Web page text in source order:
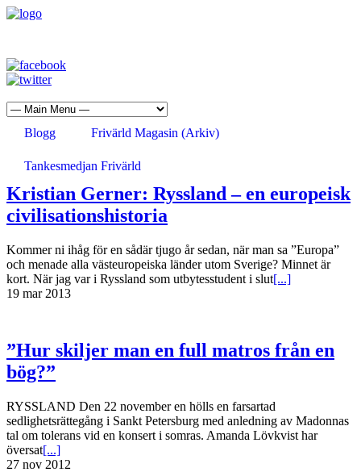
Blogg Frivärld Magasin (Arkiv)
Tankesmedjan Frivärld
Kristian Gerner: Ryssland – en europeisk
civilisationshistoria
Kommer ni ihåg för en sådär tjugo år sedan, när man sa ”Europa”
och menade alla västeuropeiska länder utom Sverige? Minnet är
kort. När jag var i Ryssland som utbytesstudent i slut[...]
19 mar 2013
”Hur skiljer man en full matros från en
bög?”
RYSSLAND Den 22 november en hölls en farsartad
sedlighetsrättegång i Sankt Petersburg med anledning av Madonnas
tal om tolerans vid en konsert i somras. Amanda Lövkvist har
översat[...]
27 nov 2012